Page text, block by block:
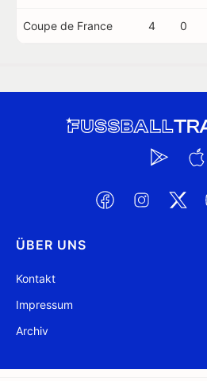
Coupe de France 4 0
ÜBER UNS
Kontakt
Impressum
Archiv